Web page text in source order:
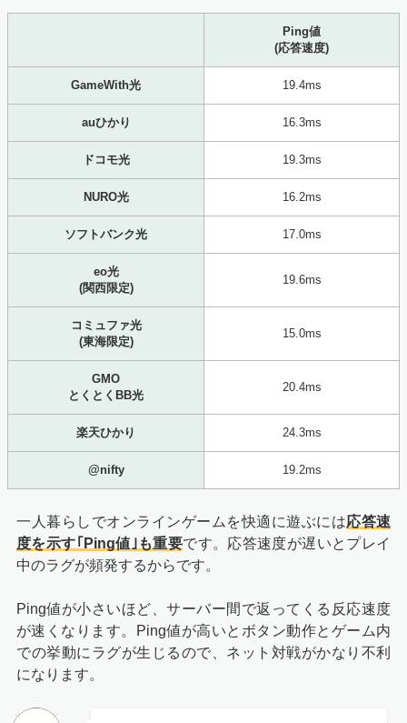
Ping値
(応答速度)
GameWith光 19.4ms
auひかり 16.3ms
ドコモ光 19.3ms
NURO光 16.2ms
ソフトバンク光 17.0ms
eo光
(関西限定)
19.6ms
コミュファ光
(東海限定)
15.0ms
GMO
とくとくBB光
20.4ms
楽天ひかり 24.3ms
@nifty 19.2ms
一人暮らしでオンラインゲームを快適に遊ぶには応答速
度を示す｢Ping値｣も重要です。応答速度が遅いとプレイ
中のラグが頻発するからです。
Ping値が小さいほど、サーバー間で返ってくる反応速度
が速くなります。Ping値が高いとボタン動作とゲーム内
での挙動にラグが生じるので、ネット対戦がかなり不利
になります。